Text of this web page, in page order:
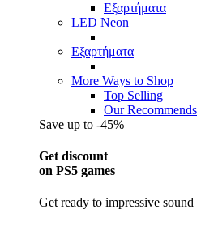
Εξαρτήματα
LED Neon
Εξαρτήματα
More Ways to Shop
Top Selling
Our Recommends
Save up to -45%
Get discount
on PS5 games
Get ready to impressive sound